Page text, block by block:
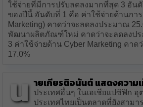
ใช้จ่ายที่มีการปรับลดลงมากที่สุด 3 อัน
ของปีนี้ อันดับที่ 1 คือ ค่าใช้จ่ายด้านกา
Marketing) คาดว่าจะลดลงประมาณ
พัฒนาผลิตภัณฑ์ใหม่ คาดว่าจะลดลงปร
3 ค่าใช้จ่ายด้าน Cyber Marketing คา
17.0%
น ายเกียรติอนันต์ แสดงความ
ประเทศอื่นๆ ในเอเชียแปซิฟิก
ประเทศไทยเป็นตลาดที่ยังสามา